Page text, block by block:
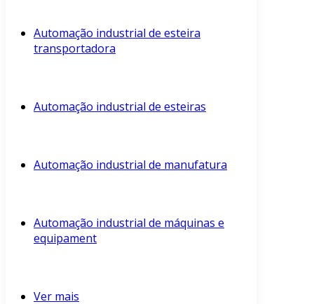
Automação industrial de esteira
transportadora
Automação industrial de esteiras
Automação industrial de manufatura
Automação industrial de máquinas e
equipament
Ver mais